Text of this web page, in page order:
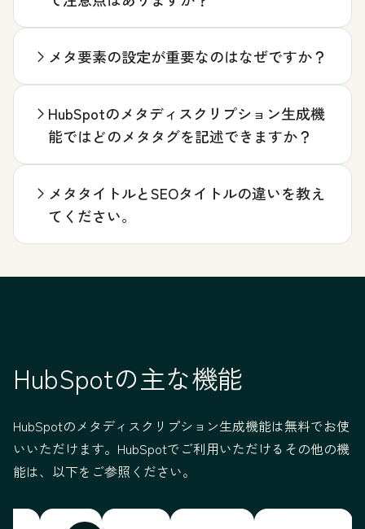
メタ要素の設定が重要なのはなぜですか？
HubSpotのメタディスクリプション生成機
能ではどのメタタグを記述できますか？
メタタイトルとSEOタイトルの違いを教え
てください。
HubSpotの主な機能
HubSpotのメタディスクリプション生成機能は無料でお使
いいただけます。HubSpotでご利用いただけるその他の機
能は、以下をご参照ください。